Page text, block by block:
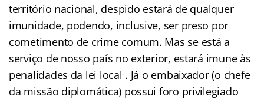
território nacional, despido estará de qualquer
imunidade, podendo, inclusive, ser preso por
cometimento de crime comum. Mas se está a
serviço de nosso país no exterior, estará imune às
penalidades da lei local . Já o embaixador (o chefe
da missão diplomática) possui foro privilegiado